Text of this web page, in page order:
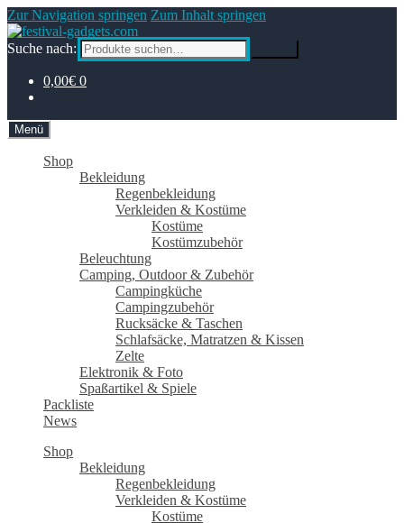
Zur Navigation springen Zum Inhalt springen
Suche nach:
0,00€ 0
Menü
Shop
Bekleidung
Regenbekleidung
Verkleiden & Kostüme
Kostüme
Kostümzubehör
Beleuchtung
Camping, Outdoor & Zubehör
Campingküche
Campingzubehör
Rucksäcke & Taschen
Schlafsäcke, Matratzen & Kissen
Zelte
Elektronik & Foto
Spaßartikel & Spiele
Packliste
News
Shop
Bekleidung
Regenbekleidung
Verkleiden & Kostüme
Kostüme